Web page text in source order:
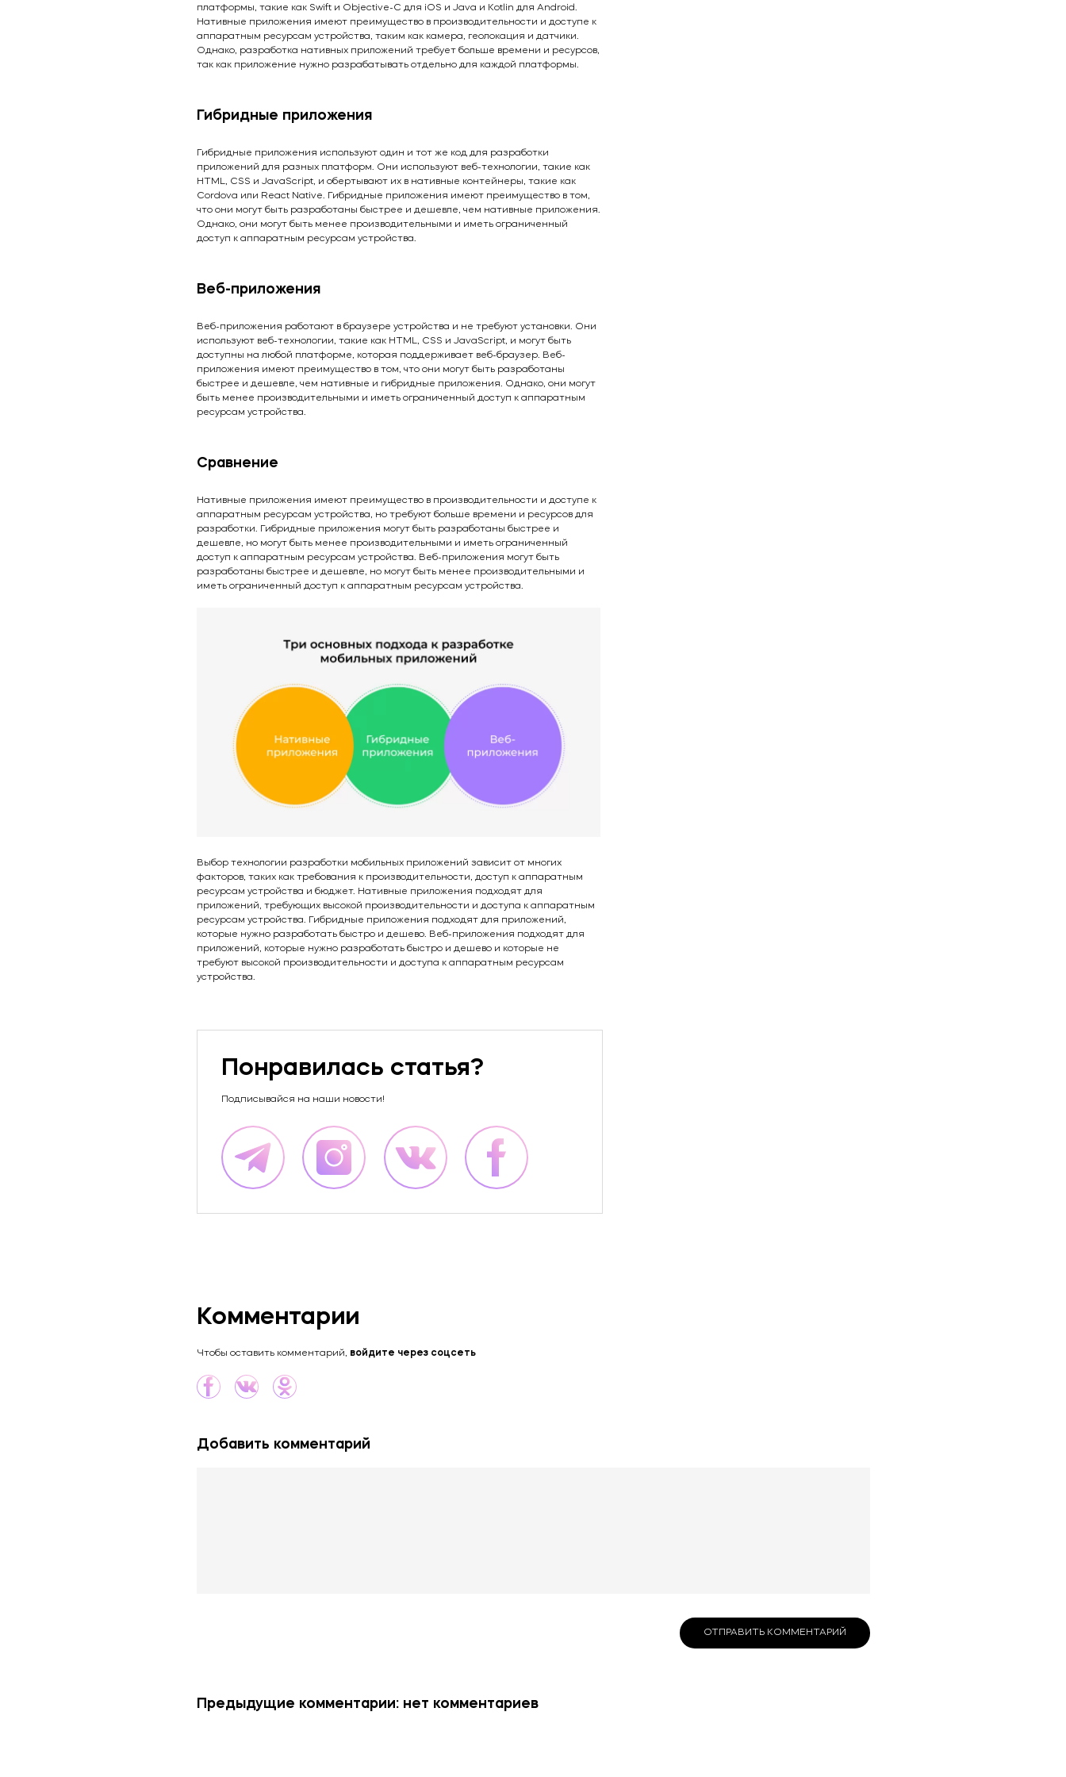
платформы, такие как Swift и Objective-C для iOS и Java и Kotlin для Android.
Нативные приложения имеют преимущество в производительности и доступе к
аппаратным ресурсам устройства, таким как камера, геолокация и датчики.
Однако, разработка нативных приложений требует больше времени и ресурсов,
так как приложение нужно разрабатывать отдельно для каждой платформы.
Гибридные приложения
Гибридные приложения используют один и тот же код для разработки
приложений для разных платформ. Они используют веб-технологии, такие как
HTML, CSS и JavaScript, и обертывают их в нативные контейнеры, такие как
Cordova или React Native. Гибридные приложения имеют преимущество в том,
что они могут быть разработаны быстрее и дешевле, чем нативные приложения.
Однако, они могут быть менее производительными и иметь ограниченный
доступ к аппаратным ресурсам устройства.
Веб-приложения
Веб-приложения работают в браузере устройства и не требуют установки. Они
используют веб-технологии, такие как HTML, CSS и JavaScript, и могут быть
доступны на любой платформе, которая поддерживает веб-браузер. Веб-
приложения имеют преимущество в том, что они могут быть разработаны
быстрее и дешевле, чем нативные и гибридные приложения. Однако, они могут
быть менее производительными и иметь ограниченный доступ к аппаратным
ресурсам устройства.
Сравнение
Нативные приложения имеют преимущество в производительности и доступе к
аппаратным ресурсам устройства, но требуют больше времени и ресурсов для
разработки. Гибридные приложения могут быть разработаны быстрее и
дешевле, но могут быть менее производительными и иметь ограниченный
доступ к аппаратным ресурсам устройства. Веб-приложения могут быть
разработаны быстрее и дешевле, но могут быть менее производительными и
иметь ограниченный доступ к аппаратным ресурсам устройства.
Выбор технологии разработки мобильных приложений зависит от многих
факторов, таких как требования к производительности, доступ к аппаратным
ресурсам устройства и бюджет. Нативные приложения подходят для
приложений, требующих высокой производительности и доступа к аппаратным
ресурсам устройства. Гибридные приложения подходят для приложений,
которые нужно разработать быстро и дешево. Веб-приложения подходят для
приложений, которые нужно разработать быстро и дешево и которые не
требуют высокой производительности и доступа к аппаратным ресурсам
устройства.
Понравилась статья?
Подписывайся на наши новости!
Комментарии
Чтобы оставить комментарий, войдите через соцсеть
Добавить комментарий
Предыдущие комментарии: нет комментариев
Нажимая кнопку, я соглашаюсь